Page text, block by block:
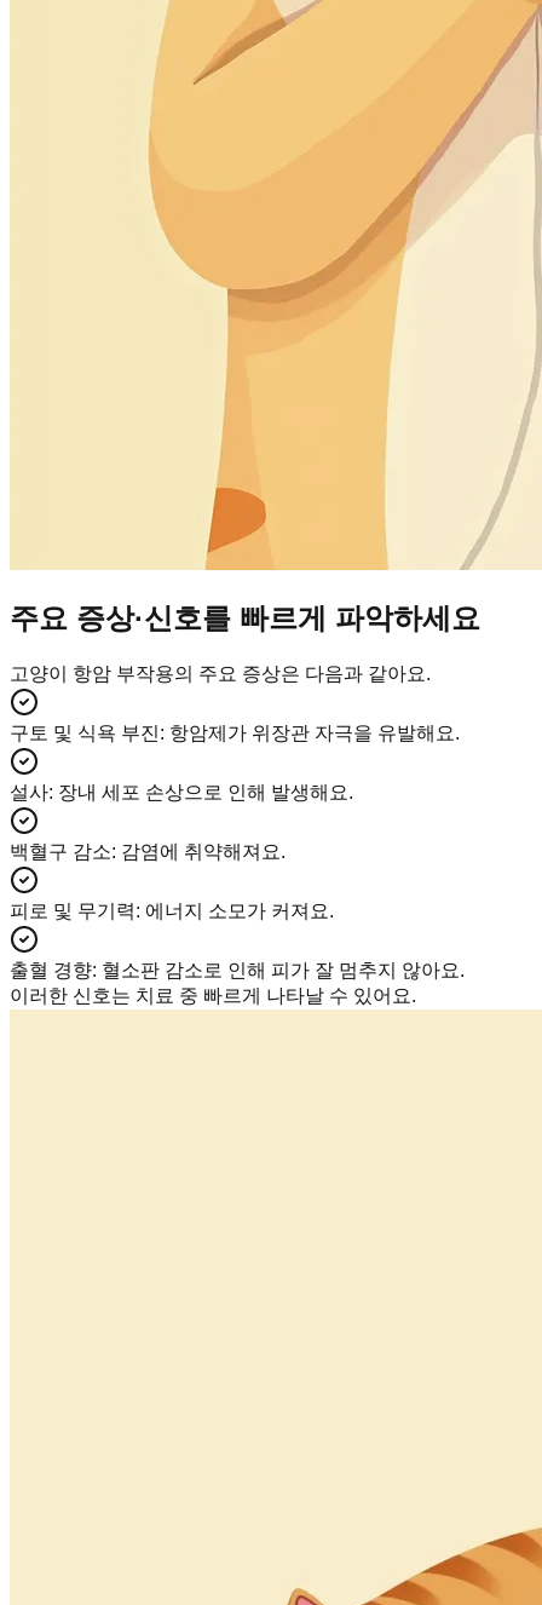
주요 증상·신호를 빠르게 파악하세요
고양이 항암 부작용의 주요 증상은 다음과 같아요.
구토 및 식욕 부진: 항암제가 위장관 자극을 유발해요.
설사: 장내 세포 손상으로 인해 발생해요.
백혈구 감소: 감염에 취약해져요.
피로 및 무기력: 에너지 소모가 커져요.
출혈 경향: 혈소판 감소로 인해 피가 잘 멈추지 않아요.
이러한 신호는 치료 중 빠르게 나타날 수 있어요.